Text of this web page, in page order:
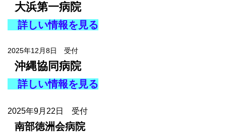
大浜第一病院
詳しい情報を見る
2025年12月8日 受付
沖縄協同病院
詳しい情報を見る
2025年9月22日 受付
南部徳洲会病院